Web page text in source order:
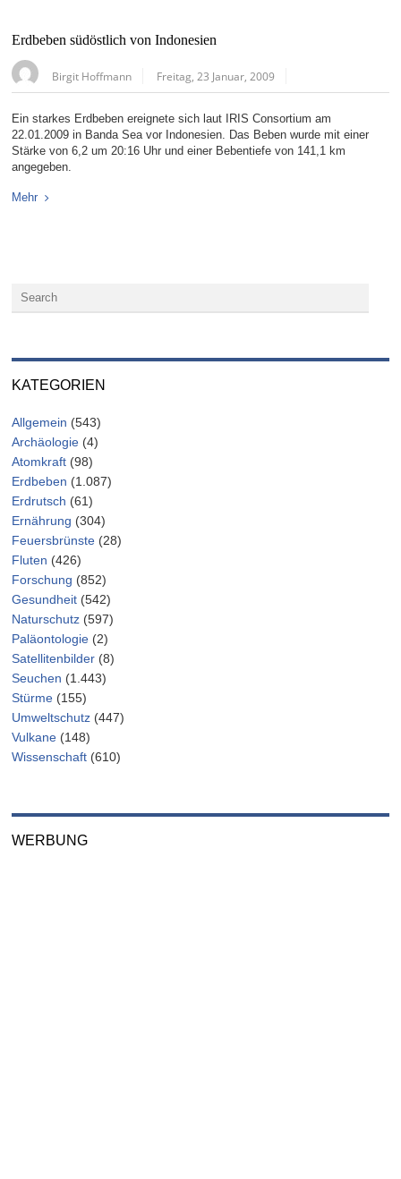
Erdbeben südöstlich von Indonesien
Birgit Hoffmann Freitag, 23 Januar, 2009
Ein starkes Erdbeben ereignete sich laut IRIS Consortium am
22.01.2009 in Banda Sea vor Indonesien. Das Beben wurde mit einer
Stärke von 6,2 um 20:16 Uhr und einer Bebentiefe von 141,1 km
angegeben.
Mehr
KATEGORIEN
Allgemein (543)
Archäologie (4)
Atomkraft (98)
Erdbeben (1.087)
Erdrutsch (61)
Ernährung (304)
Feuersbrünste (28)
Fluten (426)
Forschung (852)
Gesundheit (542)
Naturschutz (597)
Paläontologie (2)
Satellitenbilder (8)
Seuchen (1.443)
Stürme (155)
Umweltschutz (447)
Vulkane (148)
Wissenschaft (610)
WERBUNG